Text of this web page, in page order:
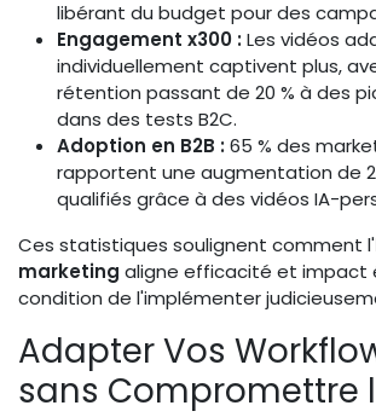
libérant du budget pour des
Engagement x300 :Les vidéos
individuellement captivent plus,
rétention passant de 20 % à des
dans des tests B2C.
Adoption en B2B :65 % des
rapportent une augmentation de
qualifiés grâce à des vidéos IA-
Ces statistiques soulignent comment l'
marketing aligne efficacité et impact
condition de l'implémenter
Adapter Vos
sans Compromettre